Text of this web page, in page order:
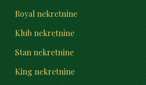
Royal nekretnine
Klub nekretnine
Stan nekretnine
King nekretnine